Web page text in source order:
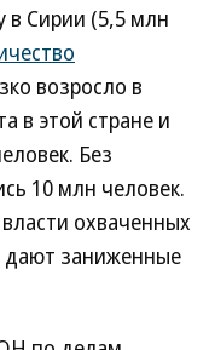
в Сирии (5,5 млн
возросло в
в этой стране и
Без
10 млн человек.
охваченных
дают заниженные